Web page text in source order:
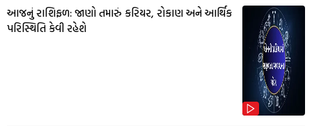
આજનું રાશિફળ: જાણો તમારું કરિયર, રોકાણ અને આર્થિક
પરિસ્થિતિ કેવી રહેશે